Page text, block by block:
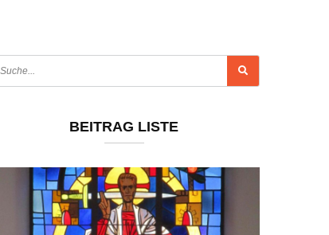
BEITRAG LISTE